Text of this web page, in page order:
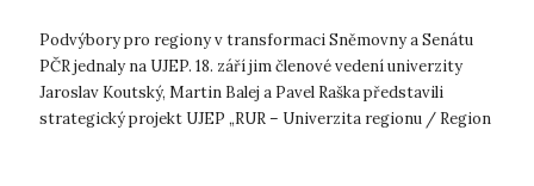
Podvýbory pro regiony v transformaci Sněmovny a Senátu
PČR jednaly na UJEP. 18. září jim členové vedení univerzity
Jaroslav Koutský, Martin Balej a Pavel Raška představili
strategický projekt UJEP „RUR – Univerzita regionu / Region